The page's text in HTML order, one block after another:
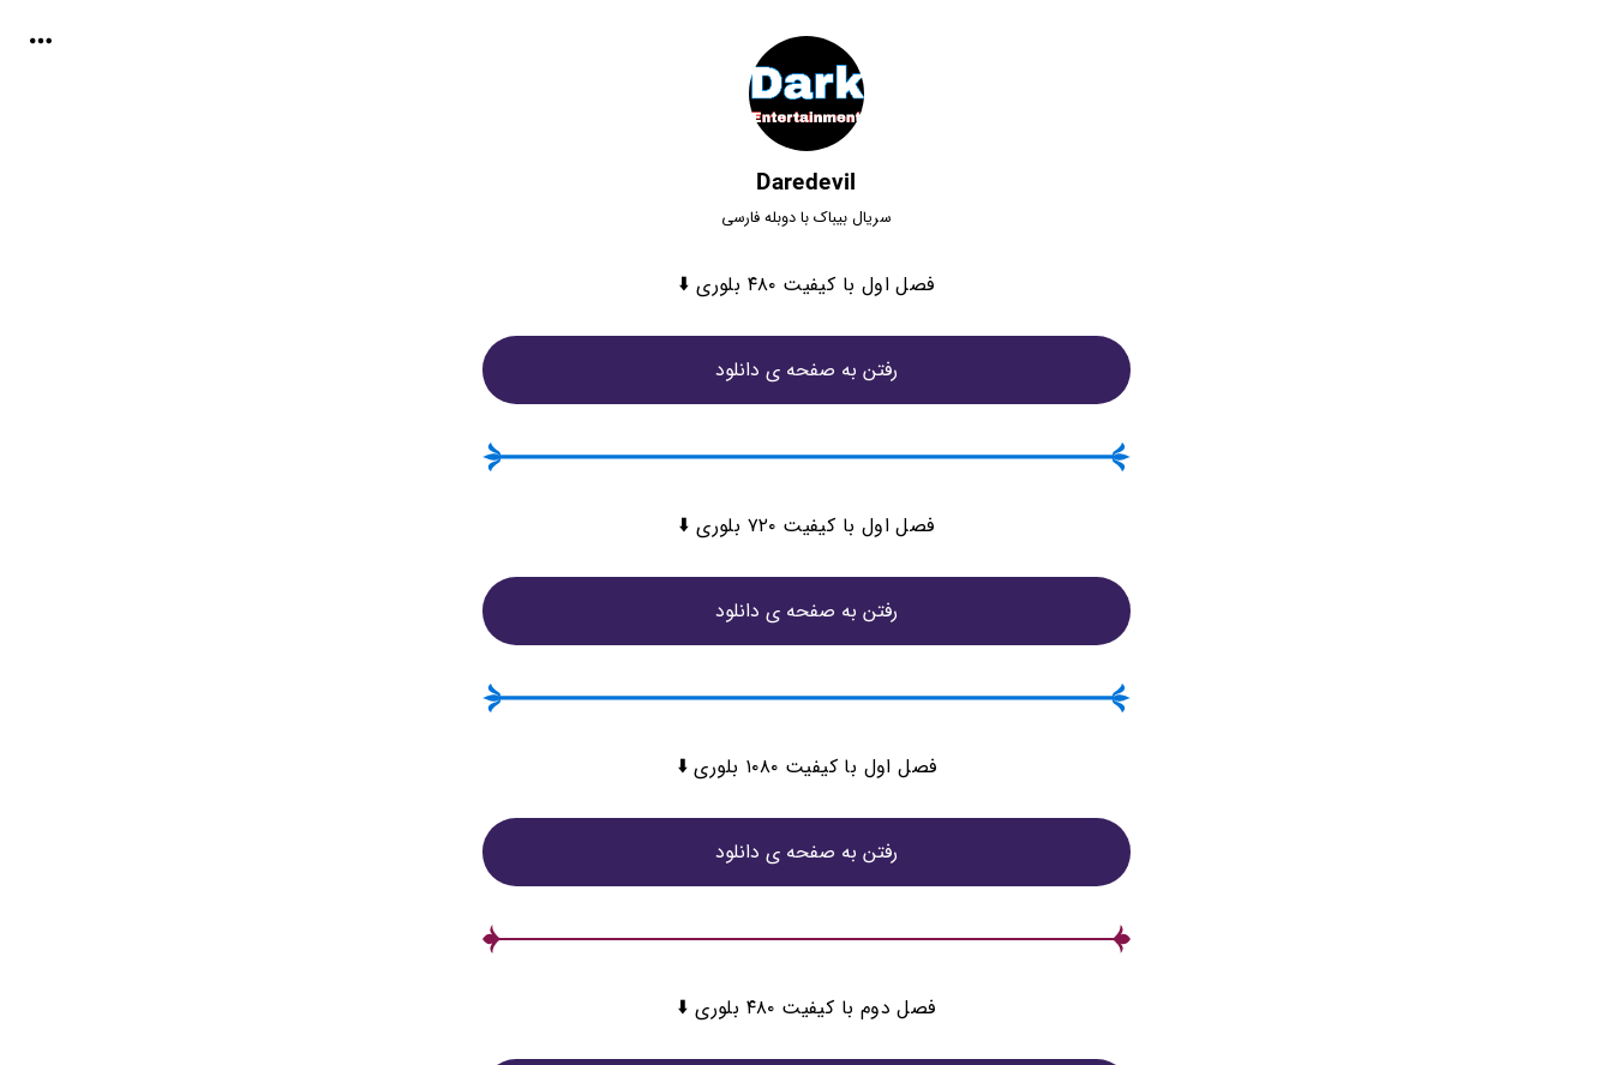
Daredevil
سریال بیباک با دوبله فارسی
فصل اول با کیفیت ۴۸۰ بلوری ⬇️
رفتن به صفحه ی دانلود
فصل اول با کیفیت ۷۲۰ بلوری ⬇️
رفتن به صفحه ی دانلود
فصل اول با کیفیت ۱۰۸۰ بلوری ⬇️
رفتن به صفحه ی دانلود
فصل دوم با کیفیت ۴۸۰ بلوری ⬇️